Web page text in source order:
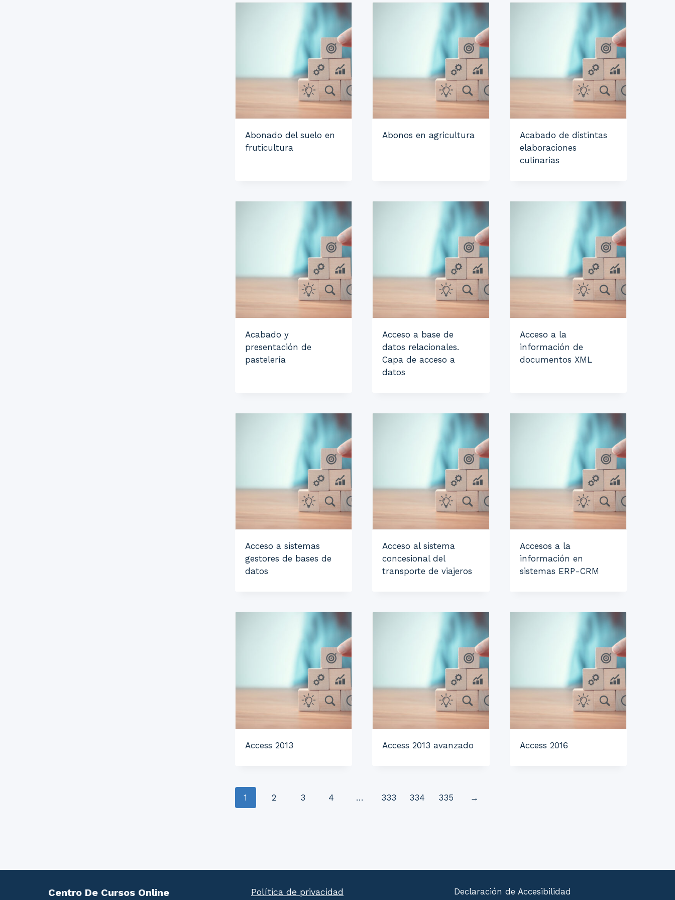
Abonado del suelo en
fruticultura
Abonos en agricultura
Acabado de distintas
elaboraciones
culinarias
Acabado y
presentación de
pastelería
Acceso a base de
datos relacionales.
Capa de acceso a
datos
Acceso a la
información de
documentos XML
Acceso a sistemas
gestores de bases de
datos
Acceso al sistema
concesional del
transporte de viajeros
Accesos a la
información en
sistemas ERP-CRM
Access 2013 Access 2013 avanzado Access 2016
1 2 3 4 … 333 334 335 →
Centro De Cursos Online Política de privacidad Declaración de Accesibilidad